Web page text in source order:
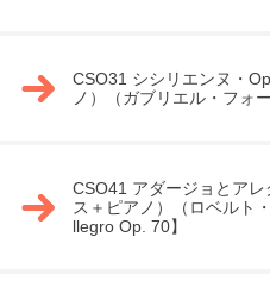
CSO31 シシリエンヌ・
ノ）（ガブリエル・フォ
CSO41 アダージョとア
ス＋ピアノ）（ロベルト
llegro Op. 70】